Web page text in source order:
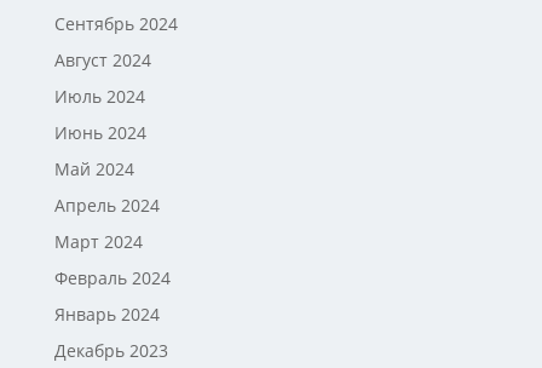
Сентябрь 2024
Август 2024
Июль 2024
Июнь 2024
Май 2024
Апрель 2024
Март 2024
Февраль 2024
Январь 2024
Декабрь 2023